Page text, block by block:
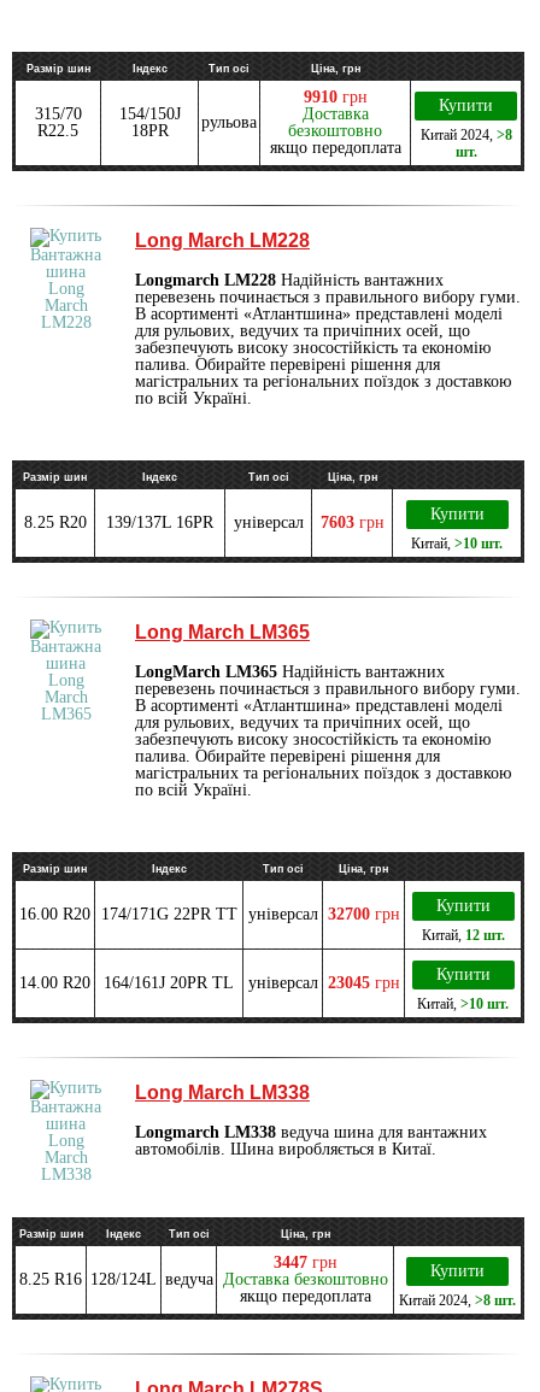
Размір шин Індекс Тип осі Ціна, грн
315/70
R22.5
154/150J
18PR
рульова
9910 грн
Доставка
безкоштовно
якщо передоплата
Купити
Китай2024, >8
шт.
Long March LM228
Longmarch LM228 Надійність вантажних
перевезень починається з правильного вибору гуми.
В асортименті «Атлантшина» представлені моделі
для рульових, ведучих та причіпних осей, що
забезпечують високу зносостійкість та економію
палива. Обирайте перевірені рішення для
магістральних та регіональних поїздок з доставкою
по всій Україні.
Размір шин Індекс Тип осі Ціна, грн
8.25 R20 139/137L 16PR універсал 7603 грн Купити
Китай >10 шт.
Long March LM365
LongMarch LM365 Надійність вантажних
перевезень починається з правильного вибору гуми.
В асортименті «Атлантшина» представлені моделі
для рульових, ведучих та причіпних осей, що
забезпечують високу зносостійкість та економію
палива. Обирайте перевірені рішення для
магістральних та регіональних поїздок з доставкою
по всій Україні.
Размір шин Індекс Тип осі Ціна, грн
16.00 R20 174/171G 22PR TT універсал 32700 грн Купити
Китай, 12 шт.
14.00 R20 164/161J 20PR TL універсал 23045 грн Купити
Китай >10 шт.
Long March LM338
Longmarch LM338 ведуча шина для вантажних
автомобілів. Шина виробляється в Китаї.
Размір шин Індекс Тип осі Ціна, грн
8.25 R16 128/124L ведуча
3447 грн
Доставка безкоштовно
якщо передоплата
Купити
Китай 2024 >8 шт.